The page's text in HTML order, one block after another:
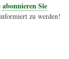
abonnieren Sie
zu werden!